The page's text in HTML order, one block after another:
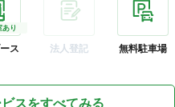
ス
り
法人登記 無料駐車場
スをすべてみる